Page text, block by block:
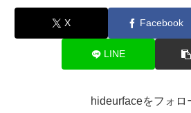
X Facebook
LINE
hideurfaceをフォロ